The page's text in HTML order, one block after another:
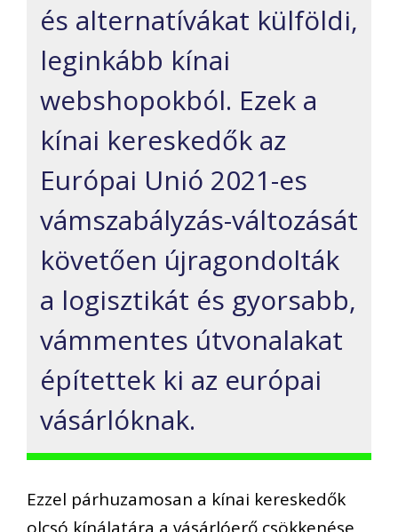
és alternatívákat külföldi,
leginkább kínai
webshopokból. Ezek a
kínai kereskedők az
Európai Unió 2021-es
vámszabályzás-változását
követően újragondolták
a logisztikát és gyorsabb,
vámmentes útvonalakat
építettek ki az európai
vásárlóknak.
Ezzel párhuzamosan a kínai kereskedők